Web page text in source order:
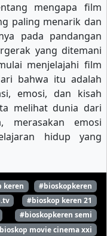
mengapa film
paling menarik dan
pada pandangan
yang ditemani
menjelajahi film
bahwa itu adalah
emosi, dan kisah
melihat dunia dari
merasakan emosi
hidup yang
keren
#bioskopkeren
#bioskop keren 21
#bioskopkeren semi
movie cinema xxi